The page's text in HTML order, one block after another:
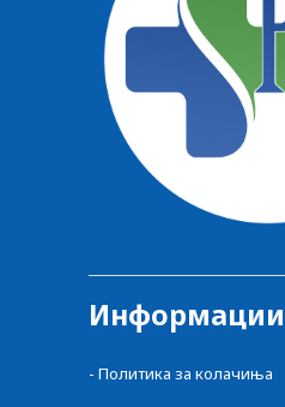
Информации
- Политика за колачиња